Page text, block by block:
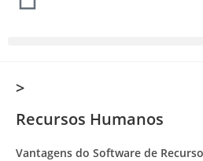
>
Recursos Humanos
Vantagens do Software de